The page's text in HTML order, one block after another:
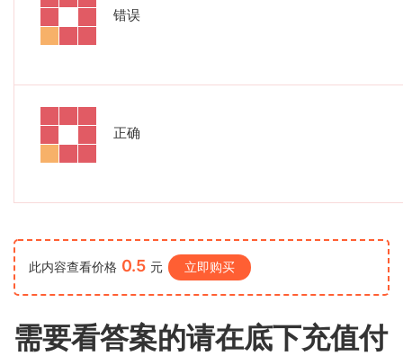
错误
正确
此内容查看价格 0.5 元 立即购买
需要看答案的请在底下充值付